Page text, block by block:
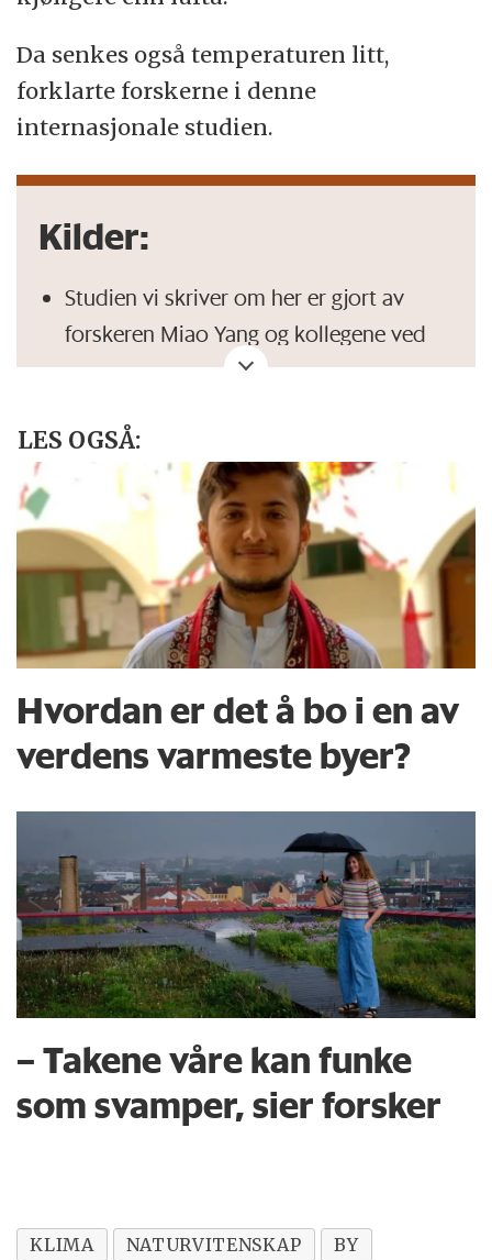
Da senkes også temperaturen litt,
forklarte forskerne i denne
internasjonale studien.
Kilder:
Studien vi skriver om her er gjort av
forskeren Miao Yang og kollegene ved
Southeast University i Kina og Surrey
Den er publisert
tidsskriftet
Nature Cities.
Studien er også omtalti en
pressemelding.
forskning.noskrev om en annen studie
på grønne områder og kjøligere luft i
mars 2024.
LES OGSÅ:
Hvordan er det å bo i en av
verdens varmeste byer?
– Takene våre kan funke
som svamper, sier forsker
KLIMA NATURVITENSKAP BY